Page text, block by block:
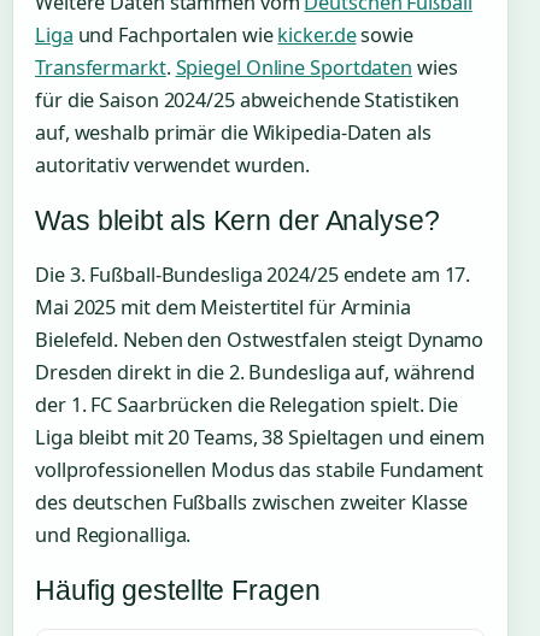
Liga und Fachportalen wiekicker.desowie
Transfermarkt.Spiegel Online Sportdaten wies
für die Saison 2024/25 abweichende Statistiken
auf, weshalb primär die Wikipedia-Daten als
autoritativ verwendet wurden.
Was bleibt als Kern der Analyse?
Die 3. Fußball-Bundesliga 2024/25 endete am 17.
Mai 2025 mit dem Meistertitel für Arminia
Bielefeld. Neben den Ostwestfalen steigt Dynamo
Dresden direkt in die 2. Bundesliga auf, während
der 1. FC Saarbrücken die Relegation spielt. Die
Liga bleibt mit 20 Teams, 38 Spieltagen und einem
vollprofessionellen Modus das stabile Fundament
des deutschen Fußballs zwischen zweiter Klasse
und Regionalliga.
Häufig gestellte Fragen